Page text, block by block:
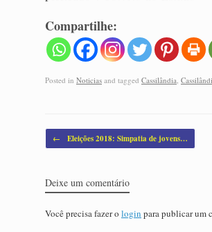
Compartilhe:
Posted in Noticias and tagged Cassilândia
Post navigation
← Eleições 2018: Simpatia de jovens…
Deixe um comentário
Você precisa fazer o login para publicar um